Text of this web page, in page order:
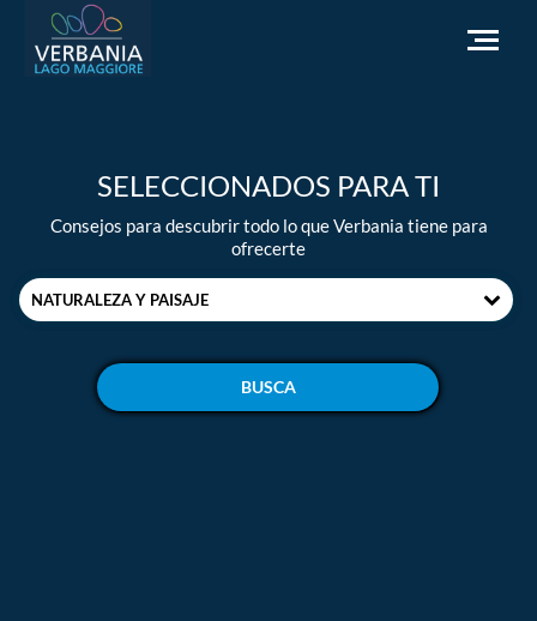
Cómo llegar
Punto de información turística
El tiempo
Podemos ayudarte?
Ir al sitio web oficial
SELECCIONADOS PARA TI
Consejos para descubrir todo lo que Verbania tiene para
ofrecerte
NATURALEZA Y PAISAJE